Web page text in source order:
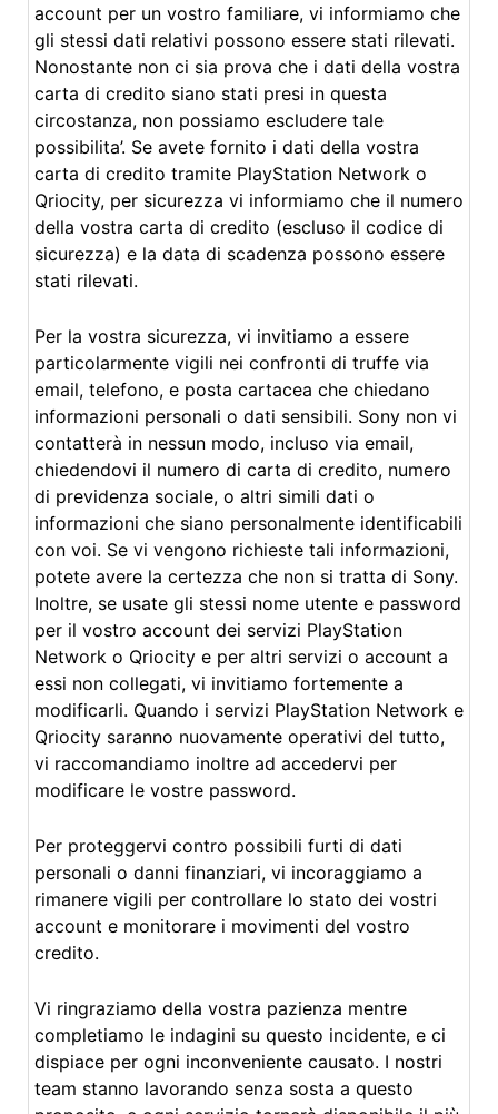
account per un vostro familiare, vi informiamo che
gli stessi dati relativi possono essere stati rilevati.
Nonostante non ci sia prova che i dati della vostra
carta di credito siano stati presi in questa
circostanza, non possiamo escludere tale
possibilita’. Se avete fornito i dati della vostra
carta di credito tramite PlayStation Network o
Qriocity, per sicurezza vi informiamo che il numero
della vostra carta di credito (escluso il codice di
sicurezza) e la data di scadenza possono essere
stati rilevati.
Per la vostra sicurezza, vi invitiamo a essere
particolarmente vigili nei confronti di truffe via
email, telefono, e posta cartacea che chiedano
informazioni personali o dati sensibili. Sony non vi
contatterà in nessun modo, incluso via email,
chiedendovi il numero di carta di credito, numero
di previdenza sociale, o altri simili dati o
informazioni che siano personalmente identificabili
con voi. Se vi vengono richieste tali informazioni,
potete avere la certezza che non si tratta di Sony.
Inoltre, se usate gli stessi nome utente e password
per il vostro account dei servizi PlayStation
Network o Qriocity e per altri servizi o account a
essi non collegati, vi invitiamo fortemente a
modificarli. Quando i servizi PlayStation Network e
Qriocity saranno nuovamente operativi del tutto,
vi raccomandiamo inoltre ad accedervi per
modificare le vostre password.
Per proteggervi contro possibili furti di dati
personali o danni finanziari, vi incoraggiamo a
rimanere vigili per controllare lo stato dei vostri
account e monitorare i movimenti del vostro
credito.
Vi ringraziamo della vostra pazienza mentre
completiamo le indagini su questo incidente, e ci
dispiace per ogni inconveniente causato. I nostri
team stanno lavorando senza sosta a questo